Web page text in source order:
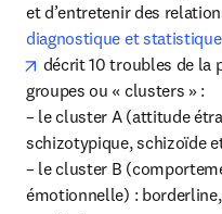
et d’entretenir des
diagnostique et
opens in new tab/window
décrit 10 troubles de la
groupes ou « clusters » :
– le cluster A (attitude
schizotypique, schizoïde
– le cluster B
émotionnelle) :